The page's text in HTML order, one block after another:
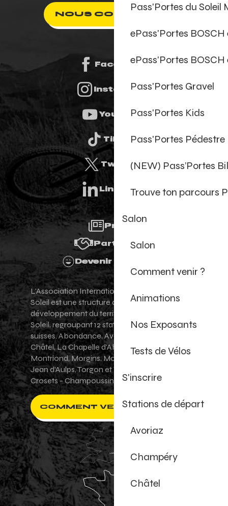
Pass'Portes du Soleil
ePass'Portes
ePass'Portes
Pass'Portes Gravel
Pass'Portes Kids
Pass'Portes Pédestre
(NEW) Pass’Portes
Trouve ton parcours
Salon
Salon
Comment venir ?
Animations
Nos Exposants
Tests de Vélos
S'inscrire
Stations de départ
Avoriaz
Champéry
Châtel
NOUS CONTACTER
Facebook
Instagram
Youtube
Tiktok
Twitter
Linkedin
Presse
Partenaires
Devenir Bénévole
L'Association Internationale des Portes du
Soleil est une structure de promotion et de
développement du territoire des Portes du
Soleil, regroupant 12 stations villages franco-
suisses. Abondance, Avoriaz 1800, Champéry,
Châtel, La Chapelle d'Abondance, Les Gets,
Montriond, Morgins, Morzine-Avoriaz, Saint-
Jean d'Aulps, Torgon et Val-d'Illiez - Les
Crosets - Champoussin.
COMMENT VENIR ?